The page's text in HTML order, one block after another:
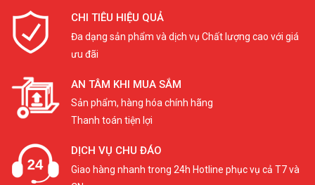
CHI TIÊU HIỆU QUẢ
Đa dạng sản phẩm và dịch vụ Chất lượng cao với giá
ưu đãi
AN TÂM KHI MUA SẮM
Sản phẩm, hàng hóa chính hãng
Thanh toán tiện lợi
DỊCH VỤ CHU ĐÁO
Giao hàng nhanh trong 24h Hotline phục vụ cả T7 và